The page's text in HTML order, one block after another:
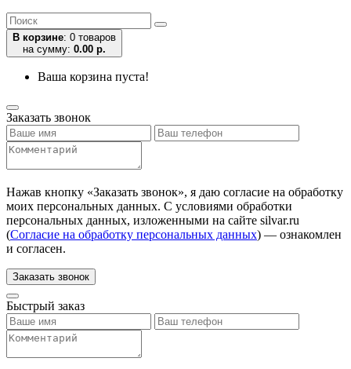
В корзине: 0 товаров
на сумму: 0.00 р.
Ваша корзина пуста!
Заказать звонок
Нажав кнопку «Заказать звонок», я даю согласие на обработку
моих персональных данных. С условиями обработки
персональных данных, изложенными на сайте silvar.ru
(Согласие на обработку персональных данных) — ознакомлен
и согласен.
Заказать звонок
Быстрый заказ